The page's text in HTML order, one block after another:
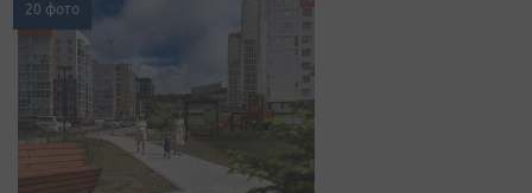
20 фото